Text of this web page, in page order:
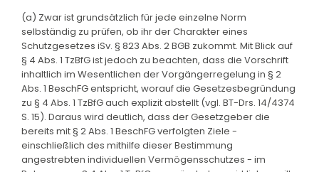
(a) Zwar ist grundsätzlich für jede einzelne Norm
selbständig zu prüfen, ob ihr der Charakter eines
Schutzgesetzes iSv. § 823 Abs. 2 BGB zukommt. Mit Blick auf
§ 4 Abs. 1 TzBfG ist jedoch zu beachten, dass die Vorschrift
inhaltlich im Wesentlichen der Vorgängerregelung in § 2
Abs. 1 BeschFG entspricht, worauf die Gesetzesbegründung
zu § 4 Abs. 1 TzBfG auch explizit abstellt (vgl. BT-Drs. 14/4374
S. 15). Daraus wird deutlich, dass der Gesetzgeber die
bereits mit § 2 Abs. 1 BeschFG verfolgten Ziele -
einschließlich des mithilfe dieser Bestimmung
angestrebten individuellen Vermögensschutzes - im